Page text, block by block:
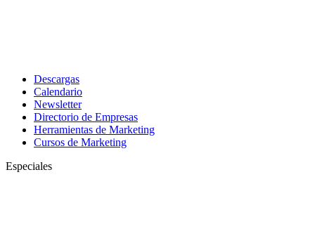
Descargas
Calendario
Newsletter
Directorio de Empresas
Herramientas de Marketing
Cursos de Marketing
Especiales